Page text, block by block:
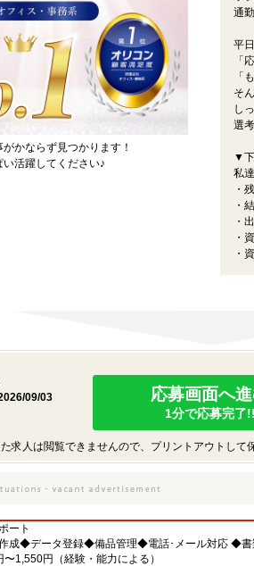
かならず見つかります！
活躍してください♪
通
平
「
「
そ
し
選
▼
私
・
・
・
・
・
09/03
応募画面へ
1分で応募完了!!
求人は閲覧できませんので、プリントアウトして
ート
成◆データ登録◆備品管理◆電話･メール対応 ◆書
1,550円（経験・能力による）